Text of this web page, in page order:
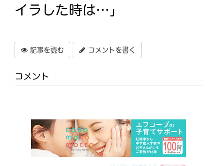
イラした時は…」
記事を読む コメントを書く
コメント